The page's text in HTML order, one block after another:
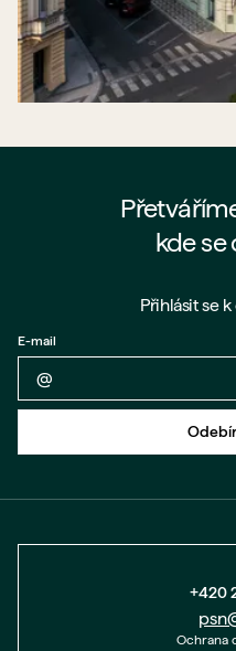
kde se
Zpět na formulář
Přihlásit se
E-mail
+420
Ochrana